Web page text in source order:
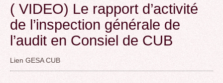
( VIDEO) Le rapport d’activité
de l’inspection générale de
l’audit en Consiel de CUB
Lien GESA CUB